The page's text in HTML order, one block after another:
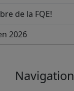
de la FQE!
2026
Navigation